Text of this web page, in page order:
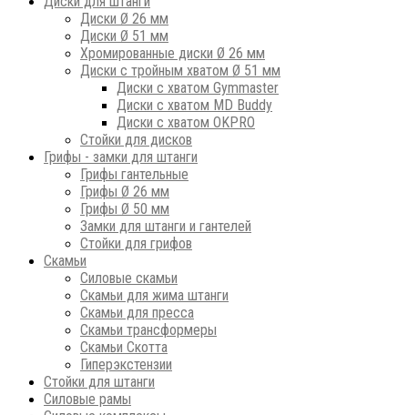
Диски Ø 26 мм
Диски Ø 51 мм
Хромированные диски Ø 26 мм
Диски с тройным хватом Ø 51 мм
Диски с хватом Gymmaster
Диски с хватом MD Buddy
Диски с хватом OKPRO
Стойки для дисков
Грифы - замки для штанги
Грифы гантельные
Грифы Ø 26 мм
Грифы Ø 50 мм
Замки для штанги и гантелей
Стойки для грифов
Скамьи
Силовые скамьи
Скамьи для жима штанги
Скамьи для пресса
Скамьи трансформеры
Скамьи Скотта
Гиперэкстензии
Стойки для штанги
Силовые рамы